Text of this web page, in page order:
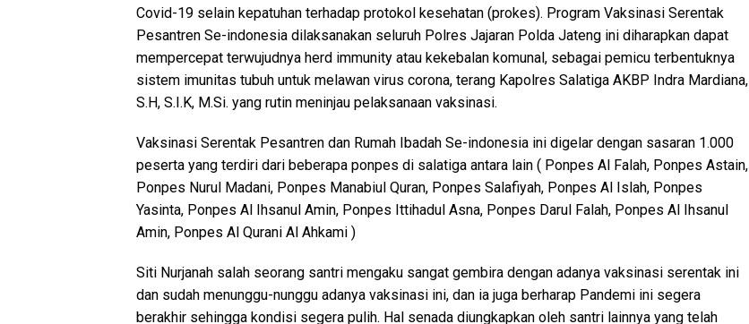
Covid-19 selain kepatuhan terhadap protokol kesehatan (prokes). Program Vaksinasi Serentak
Pesantren Se-indonesia dilaksanakan seluruh Polres Jajaran Polda Jateng ini diharapkan dapat
mempercepat terwujudnya herd immunity atau kekebalan komunal, sebagai pemicu terbentuknya
sistem imunitas tubuh untuk melawan virus corona, terang Kapolres Salatiga AKBP Indra Mardiana,
S.H, S.I.K, M.Si. yang rutin meninjau pelaksanaan vaksinasi.
Vaksinasi Serentak Pesantren dan Rumah Ibadah Se-indonesia ini digelar dengan sasaran 1.000
peserta yang terdiri dari beberapa ponpes di salatiga antara lain ( Ponpes Al Falah, Ponpes Astain,
Ponpes Nurul Madani, Ponpes Manabiul Quran, Ponpes Salafiyah, Ponpes Al Islah, Ponpes
Yasinta, Ponpes Al Ihsanul Amin, Ponpes Ittihadul Asna, Ponpes Darul Falah, Ponpes Al Ihsanul
Amin, Ponpes Al Qurani Al Ahkami )
Siti Nurjanah salah seorang santri mengaku sangat gembira dengan adanya vaksinasi serentak ini
dan sudah menunggu-nunggu adanya vaksinasi ini, dan ia juga berharap Pandemi ini segera
berakhir sehingga kondisi segera pulih. Hal senada diungkapkan oleh santri lainnya yang telah